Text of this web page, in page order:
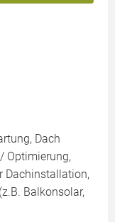
Dach
Optimierung,
Dachinstallation,
Balkonsolar,